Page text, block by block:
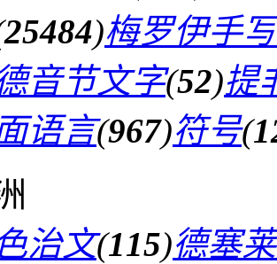
25484)梅罗伊手
音节文字(52)提
语言(967)符号(
治文(115)德塞